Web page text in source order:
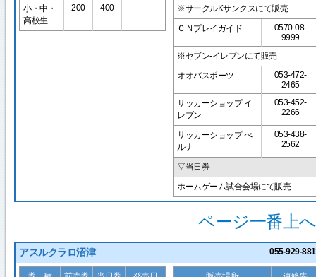
小・中・
高校生
200 400
※サークルKサンクスにて販売
ＣＮプレイガイド
0570-08-
9999
※セブン-イレブンにて販売
オオバスポーツ
053-472-
2465
サッカーショップ イ
レブン
053-452-
2266
サッカーショップ ぺ
ルナ
053-438-
2562
▽当日券
ホームゲーム試合会場にて販売
ページ一番上
アスルクラロ沼津 055-929-